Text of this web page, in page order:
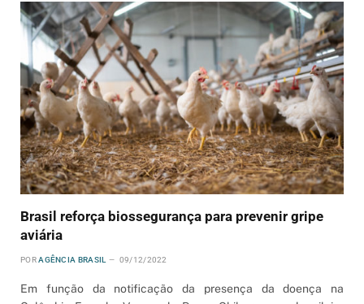
Brasil reforça biossegurança para prevenir gripe
aviária
POR AGÊNCIA BRASIL 09/12/2022
Em função da notificação da presença da doença na